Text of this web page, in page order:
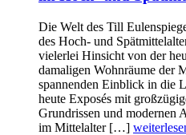
Die Welt des Till
des Hoch- und
vielerlei Hinsicht von der
damaligen Wohnräume der
spannenden Einblick in die
heute Exposés mit
Grundrissen und modernen
im Mittelalter […]